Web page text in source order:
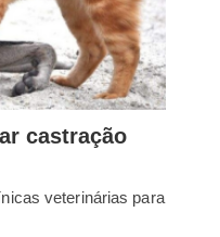
castração
veterinárias para